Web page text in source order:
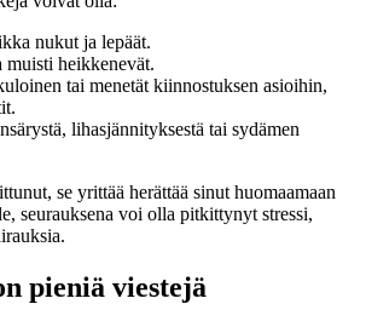
nukut ja lepäät.
heikkenevät.
tai menetät kiinnostuksen asioihin,
lihasjännityksestä tai sydämen
se yrittää herättää sinut huomaamaan
seurauksena voi olla pitkittynyt stressi,
pieniä viestejä